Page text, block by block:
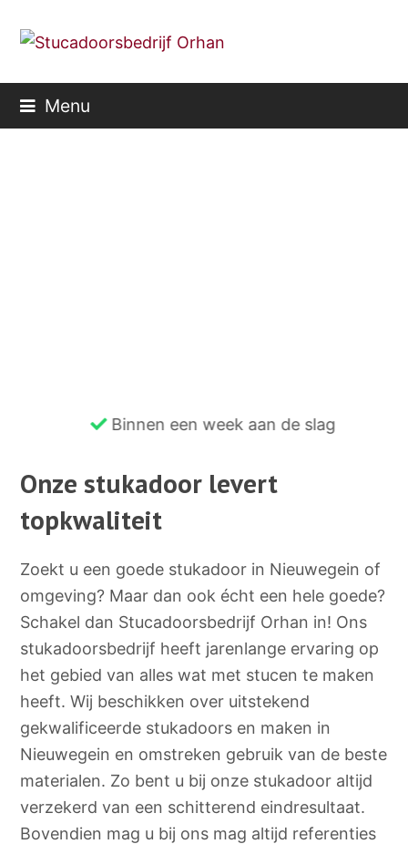
Menu
Binnen een week aan de slag
Onze stukadoor levert
topkwaliteit
Zoekt u een goede stukadoor in Nieuwegein of
omgeving? Maar dan ook écht een hele goede?
Schakel dan Stucadoorsbedrijf Orhan in! Ons
stukadoorsbedrijf heeft jarenlange ervaring op
het gebied van alles wat met stucen te maken
heeft. Wij beschikken over uitstekend
gekwalificeerde stukadoors en maken in
Nieuwegein en omstreken gebruik van de beste
materialen. Zo bent u bij onze stukadoor altijd
verzekerd van een schitterend eindresultaat.
Bovendien mag u bij ons mag altijd referenties